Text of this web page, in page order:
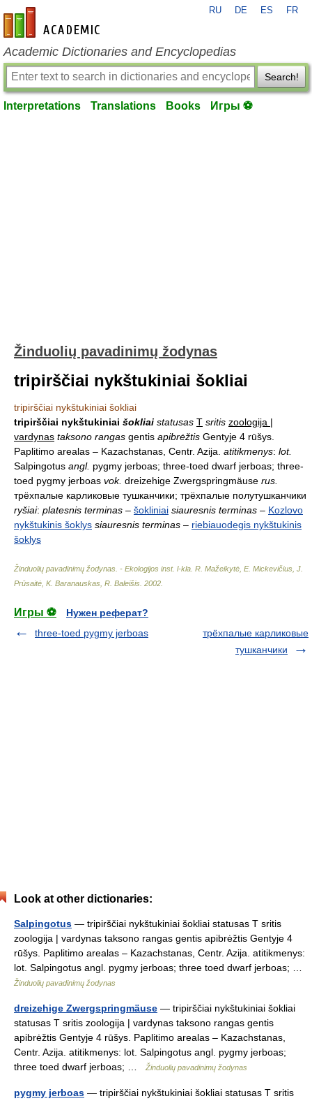
en-academic.com
RU DE ES FR
Academic Dictionaries and Encyclopedias
Search!
Interpretations Translations Books Игры ⚽
Žinduolių pavadinimų žodynas
tripirščiai nykštukiniai šokliai
tripirščiai nykštukiniai šokliai
tripirščiai nykštukiniai šokliai statusas T sritis zoologija |
vardynas taksono rangas gentis apibrėžtis Gentyje 4 rūšys.
Paplitimo arealas – Kazachstanas, Centr. Azija. atitikmenys: lot.
Salpingotus angl. pygmy jerboas; three-toed dwarf jerboas; three-
toed pygmy jerboas vok. dreizehige Zwergspringmäuse rus.
трёхпалые карликовые тушканчики; трёхпалые полутушканчики
ryšiai: platesnis terminas – šokliniai siauresnis terminas – Kozlovo
nykštukinis šoklys siauresnis terminas – riebiauodegis nykštukinis
šoklys
Žinduolių pavadinimų žodynas. - Ekologijos inst. l-kla R. Mažeikytė, E. Mickevičius, J.
Prūsaitė, K. Baranauskas, R. Baleišis 2002
Игры ⚽
Нужен реферат?
three-toed pygmy jerboas
трёхпалые карликовые
тушканчики
Look at other dictionaries:
Salpingotus — tripirščiai nykštukiniai šokliai statusas T sritis
zoologija | vardynas taksono rangas gentis apibrėžtis Gentyje 4
rūšys. Paplitimo arealas – Kazachstanas, Centr. Azija. atitikmenys:
lot. Salpingotus angl. pygmy jerboas; three toed dwarf jerboas; …
Žinduolių pavadinimų žodynas
dreizehige Zwergspringmäuse — tripirščiai nykštukiniai šokliai
statusas T sritis zoologija | vardynas taksono rangas gentis
apibrėžtis Gentyje 4 rūšys. Paplitimo arealas – Kazachstanas,
Centr. Azija. atitikmenys: lot. Salpingotus angl. pygmy jerboas;
three toed dwarf jerboas; …
Žinduolių pavadinimų žodynas
pygmy jerboas — tripirščiai nykštukiniai šokliai statusas T sritis